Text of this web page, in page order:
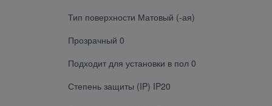
Тип поверхности Матовый (-ая)
Прозрачный 0
Подходит для установки в пол 0
Степень защиты (IP) IP20